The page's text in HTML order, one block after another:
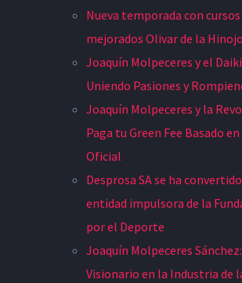
Nueva temporada con
mejorados Olivar de la
Joaquín Molpeceres y el
Uniendo Pasiones y
Joaquín Molpeceres y la
Paga tu Green Fee Basado
Oficial
Desprosa SA se ha
entidad impulsora de la
por el Deporte
Joaquín Molpeceres
Visionario en la Industria de